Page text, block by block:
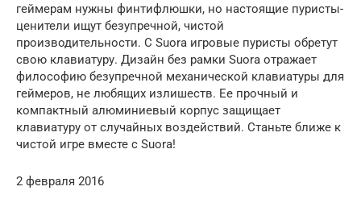
геймерам нужны финтифлюшки, но настоящие пуристы-
ценители ищут безупречной, чистой
производительности. С Suora игровые пуристы обретут
свою клавиатуру. Дизайн без рамки Suora отражает
философию безупречной механической клавиатуры для
геймеров, не любящих излишеств. Ее прочный и
компактный алюминиевый корпус защищает
клавиатуру от случайных воздействий. Станьте ближе к
чистой игре вместе с Suora!
2 февраля 2016